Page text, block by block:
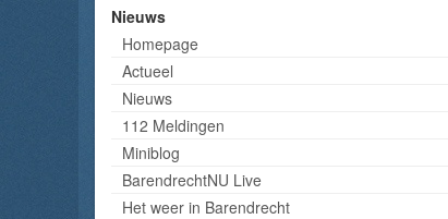
Nieuws
Homepage
Actueel
Nieuws
112 Meldingen
Miniblog
BarendrechtNU Live
Het weer in Barendrecht